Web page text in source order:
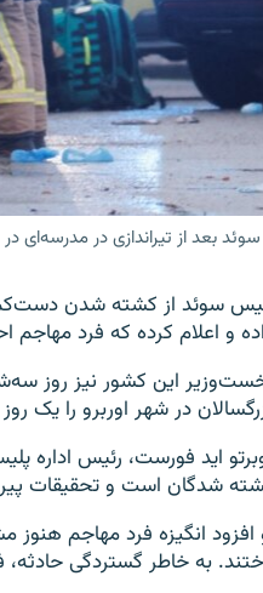
بعد از تیراندازی در مدرسه‌ای در
و اعلام کرده که فرد مهاجم
در شهر اوربرو را یک
اید فورست، رئیس اداره
شدگان است و تحقیقات
به خاطر گستردگی حادثه،